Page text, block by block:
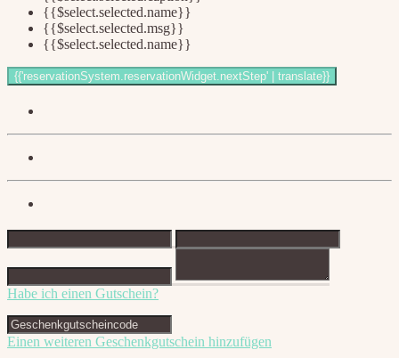
{{$select.selected.name}}
{{$select.selected.msg}}
{{$select.selected.name}}
Habe ich einen Gutschein?
Einen weiteren Geschenkgutschein hinzufügen